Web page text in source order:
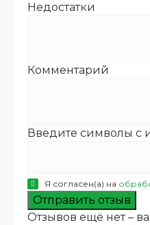
Недостатки
Комментарий
Введите символы с
Я согласен(а) на
Отправить отзыв
Отзывов ещё нет –